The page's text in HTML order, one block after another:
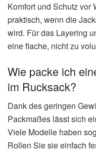
Komfort und Schutz vor
praktisch, wenn die
wird. Für das Layering
eine flache, nicht zu
Wie packe ich
im Rucksack?
Dank des geringen
Packmaßes lässt sich
Viele Modelle haben
Rollen Sie sie einfach